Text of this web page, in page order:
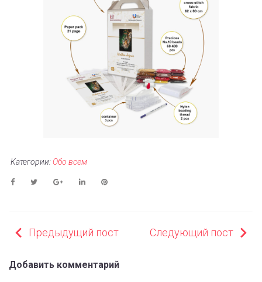
Категории: Обо всем
FacebookTwitter Google+ LinkedIn
НАВИГАЦИЯ
ЗАПИСЯМ
Предыдущий пост Следующий пост
Добавить комментарий